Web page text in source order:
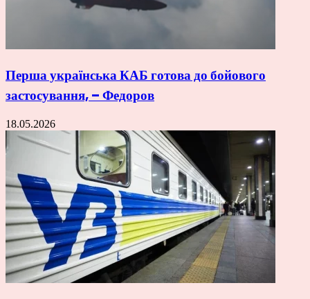
Перша українська КАБ готова до бойового
застосування, – Федоров
18.05.2026